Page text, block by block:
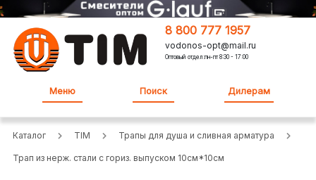
8 800 777 1957
vodonos-opt@mail.ru
Оптовый отдел:пн-пт 8:30 - 17:00
Меню Поиск Дилерам
Каталог TIM Трапы для душа и сливная арматура
Трап из нерж. стали с гориз. выпуском 10см*10см